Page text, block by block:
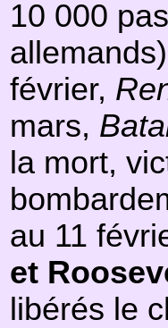
10 000
février,
mars,
la mort,
au 11
et
libérés le